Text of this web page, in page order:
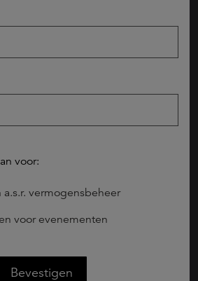
voor:
a.s.r. vermogensbeheer
voor evenementen
Bevestigen